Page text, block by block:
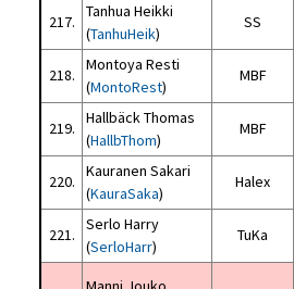
217.
Tanhua Heikki
(TanhuHeik)
SS
218.
Montoya Resti
(MontoRest)
MBF
219.
Hallbäck Thomas
(HallbThom)
MBF
220.
Kauranen Sakari
(KauraSaka)
Halex
221.
Serlo Harry
(SerloHarr)
TuKa